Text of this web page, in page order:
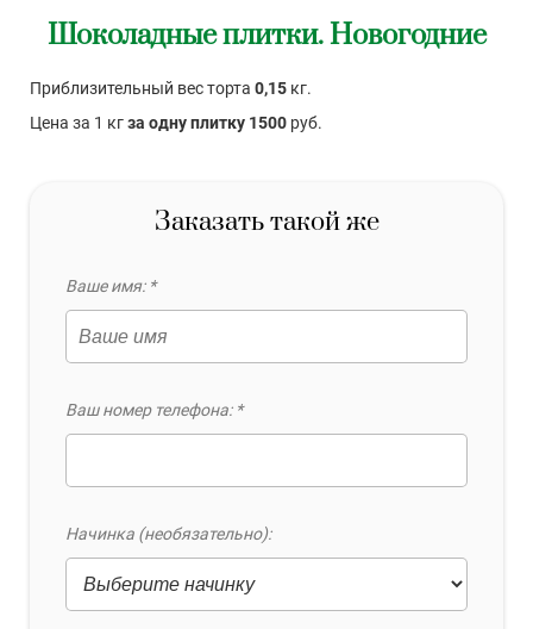
Шоколадные плитки. Новогодние
Приблизительный вес торта 0,15 кг.
Цена за 1 кгза одну плитку 1500 руб.
Заказать такой же
Ваше имя: *
Ваш номер телефона: *
Начинка (необязательно):